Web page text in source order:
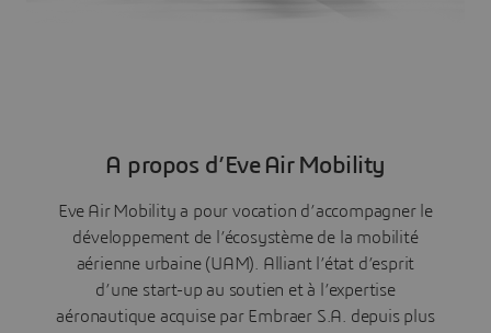
A propos d’Eve Air Mobility
Eve Air Mobility a pour vocation d’accompagner le
développement de l’écosystème de la mobilité
aérienne urbaine (UAM). Alliant l’état d’esprit
d’une start-up au soutien et à l’expertise
aéronautique acquise par Embraer S.A. depuis plus